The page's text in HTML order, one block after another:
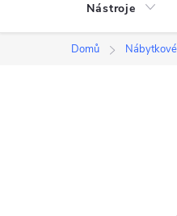
Nástroje
Domů